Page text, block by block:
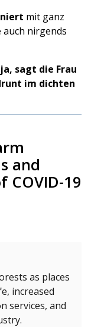
mit ganz
auch nirgends
sagt die Frau
im dichten
and
COVID-19
as places
increased
services, and